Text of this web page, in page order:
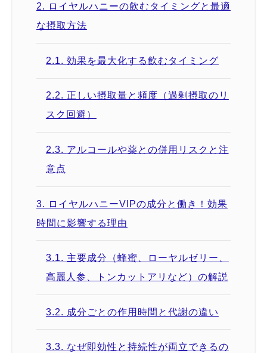
2. ロイヤルハニーの飲むタイミングと最適
な摂取方法
2.1. 効果を最大化する飲むタイミング
2.2. 正しい摂取量と頻度（過剰摂取のリ
スク回避）
2.3. アルコールや薬との併用リスクと注
意点
3. ロイヤルハニーVIPの成分と働き！効果
時間に影響する理由
3.1. 主要成分（蜂蜜、ローヤルゼリー、
高麗人参、トンカットアリなど）の解説
3.2. 成分ごとの作用時間と代謝の違い
3.3. なぜ即効性と持続性が両立できるの